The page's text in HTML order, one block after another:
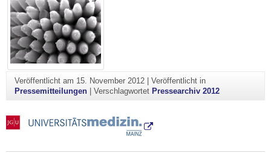
Veröffentlicht am 15. November 2012| Veröffentlicht in
Pressemitteilungen| Verschlagwortet Pressearchiv 2012